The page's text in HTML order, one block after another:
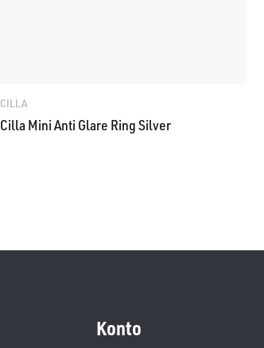
CILLA
Cilla Mini Anti Glare Ring Silver
Konto